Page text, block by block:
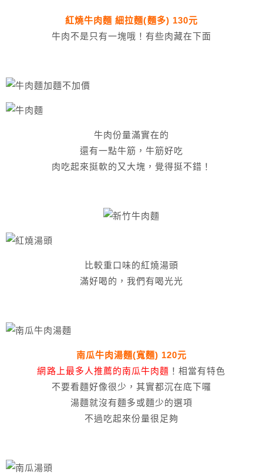
紅燒牛肉麵 細拉麵(麵多) 130元
牛肉不是只有一塊哦！有些肉藏在下面
牛肉份量滿實在的
還有一點牛筋，牛筋好吃
肉吃起來挺軟的又大塊，覺得挺不錯！
比較重口味的紅燒湯頭
滿好喝的，我們有喝光光
南瓜牛肉湯麵(寬麵) 120元
網路上最多人推薦的南瓜牛肉麵 ！相當有特色
不要看麵好像很少，其實都沉在底下囉
湯麵就沒有麵多或麵少的選項
不過吃起來份量很足夠